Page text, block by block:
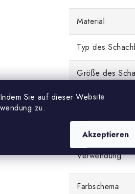
Sie auf dieser Website
zu.
Akzeptieren
Material
Typ des
Größe des
Feldgröße
Notation
Verwendung
Farbschema